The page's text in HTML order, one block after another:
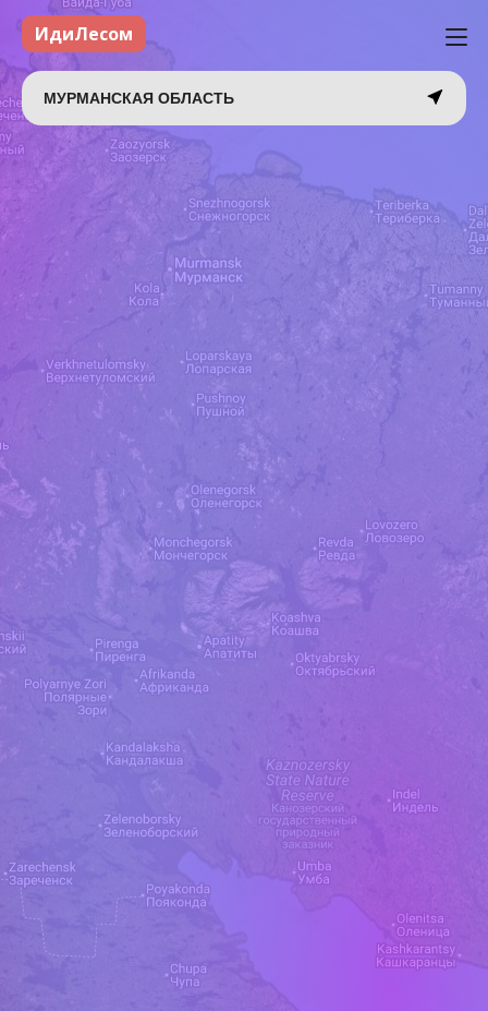
ИдиЛесом
МУРМАНСКАЯ ОБЛАСТЬ